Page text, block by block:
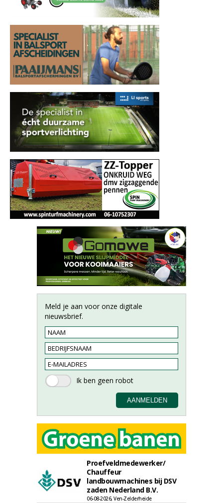
Meld je aan voor onze digitale
nieuwsbrief.
Proefveldmedewerker/
Chauffeur
landbouwmachines bij DSV
zaden Nederland B.V.
06-08-2026, Ven-Zelderheide